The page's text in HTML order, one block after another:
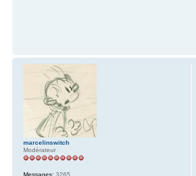
marcelinswitch
Modérateur
Messages: 3265